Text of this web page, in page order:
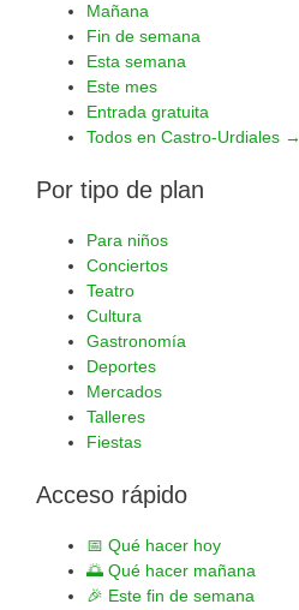
Mañana
Fin de semana
Esta semana
Este mes
Entrada gratuita
Todos en Castro-Urdiales →
Por tipo de plan
Para niños
Conciertos
Teatro
Cultura
Gastronomía
Deportes
Mercados
Talleres
Fiestas
Acceso rápido
📅 Qué hacer hoy
🌅 Qué hacer mañana
🎉 Este fin de semana